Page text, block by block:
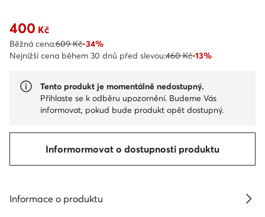
Aktuální cena 400 Kč
400 Kč
Běžná cena:609 Kč-34%
Nejnižší cena během 30 dnů před slevou:460 Kč-13%
Tento produkt je momentálně nedostupný.
Přihlaste se k odběru upozornění. Budeme Vás
informovat, pokud bude produkt opět dostupný.
Informormovat o dostupnosti produktu
Informace o produktu